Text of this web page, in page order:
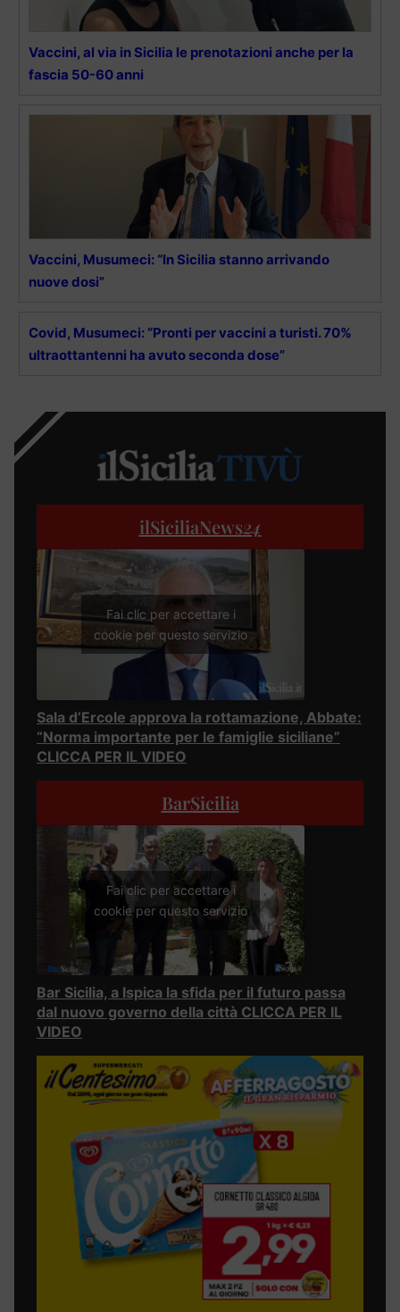
Vaccini, al via in Sicilia le prenotazioni anche per la
fascia 50-60 anni
Vaccini, Musumeci: “In Sicilia stanno arrivando
nuove dosi”
Covid, Musumeci: “Pronti per vaccini a turisti. 70%
ultraottantenni ha avuto seconda dose”
ilSiciliaNews24
Fai clic per accettare i
cookie per questo servizio
Sala d’Ercole approva la rottamazione, Abbate:
“Norma importante per le famiglie siciliane”
CLICCA PER IL VIDEO
BarSicilia
Fai clic per accettare i
cookie per questo servizio
Bar Sicilia, a Ispica la sfida per il futuro passa
dal nuovo governo della città CLICCA PER IL
VIDEO